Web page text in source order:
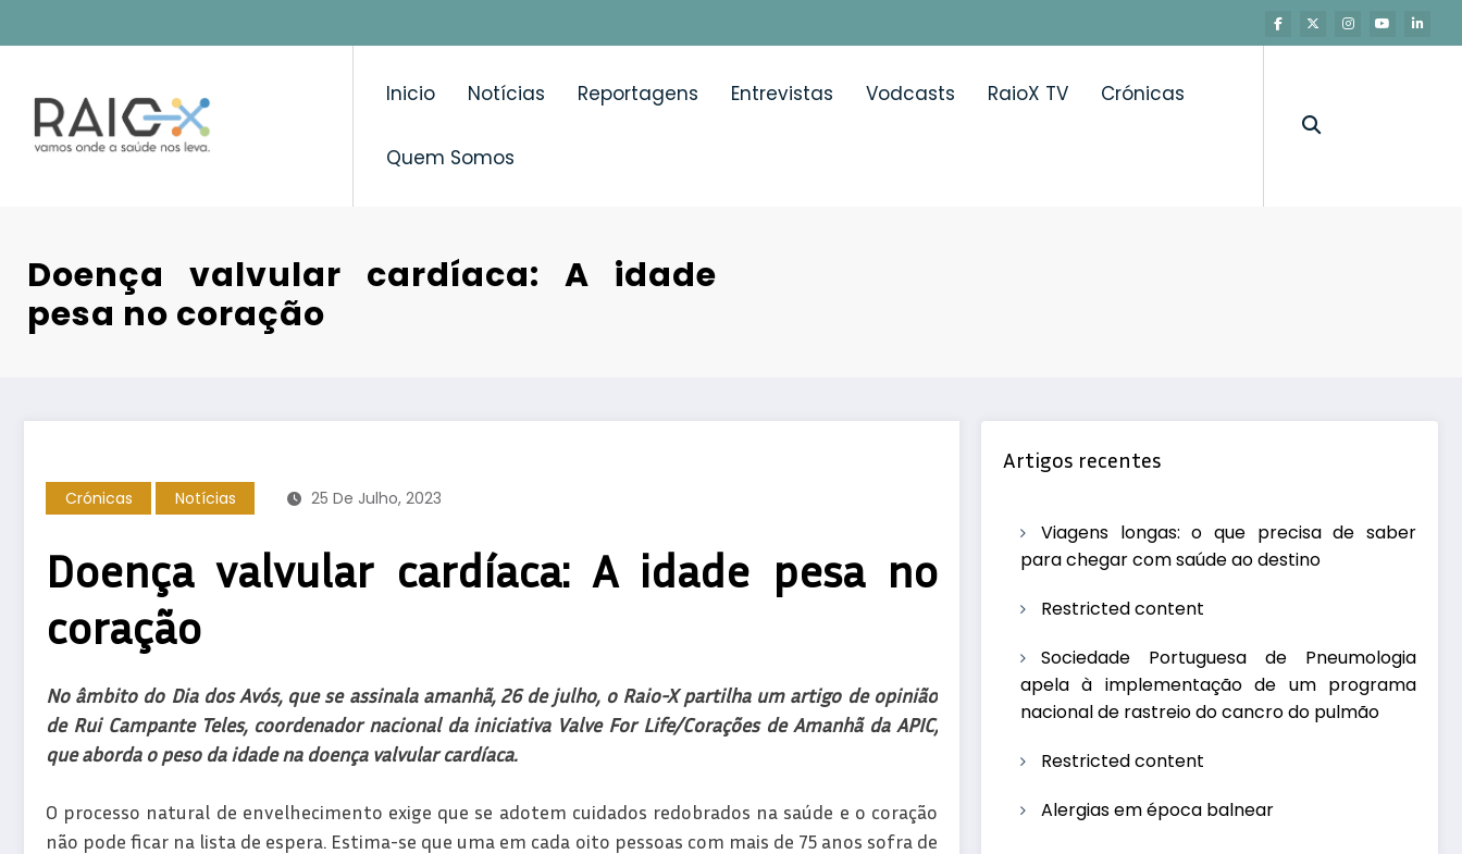
para
conteúdo
Inicio Notícias Reportagens Entrevistas Vodcasts RaioX TV Crónicas
Quem Somos
Doença valvular cardíaca: A idade
pesa no coração
Crónicas Notícias 25 De Julho, 2023
Doença valvular cardíaca: A idade pesa no
coração
No âmbito do Dia dos Avós, que se assinala amanhã, 26 de julho, o Raio-X partilha um artigo de opinião
de Rui Campante Teles, coordenador nacional da iniciativa Valve For Life/Corações de Amanhã da APIC,
que aborda o peso da idade na doença valvular cardíaca.
O processo natural de envelhecimento exige que se adotem cuidados redobrados na saúde e o coração
não pode ficar na lista de espera. Estima-se que uma em cada oito pessoas com mais de 75 anos sofra de
Artigos recentes
Viagens longas: o que precisa de saber
para chegar com saúde ao destino
Restricted content
Sociedade Portuguesa de Pneumologia
apela à implementação de um programa
nacional de rastreio do cancro do pulmão
Restricted content
Alergias em época balnear